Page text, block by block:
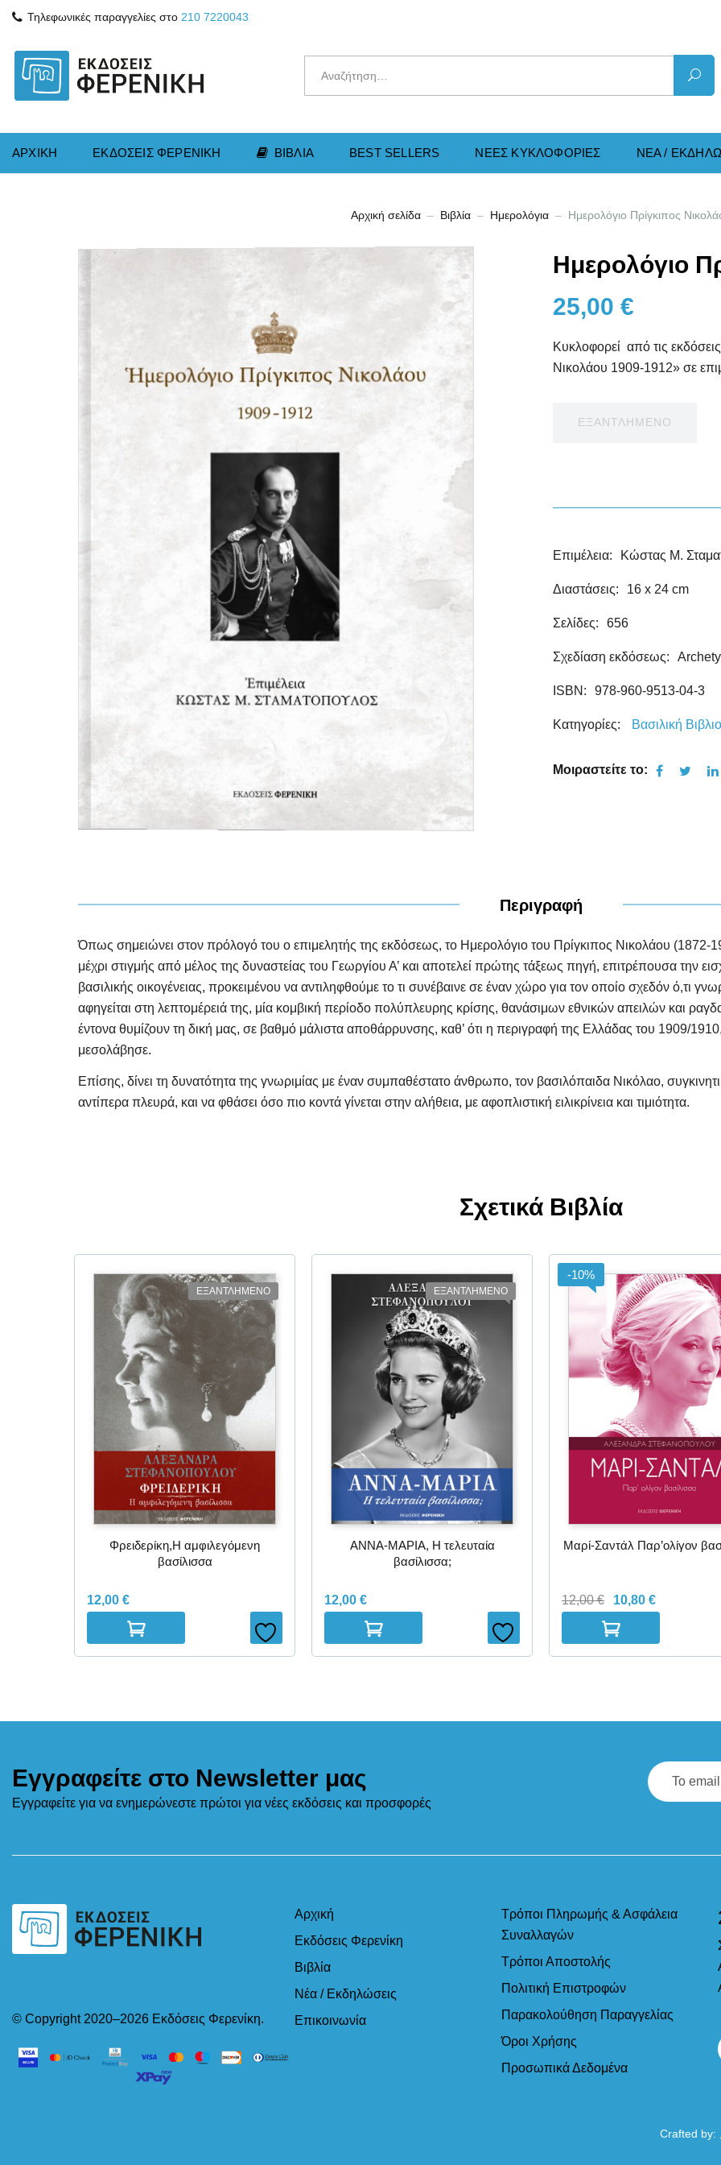
Τηλεφωνικές παραγγελίες στο 210 7220043
ΑΡΧΙΚΗ ΕΚΔΟΣΕΙΣ ΦΕΡΕΝΙΚΗ ΒΙΒΛΙΑ BEST SELLERS ΝΕΕΣ KΥΚΛΟΦΟΡΙΕΣ ΝΕΑ /
Αρχική σελίδα Βιβλία Ημερολόγια Ημερολόγιο Πρίγκιπος
Ημερολόγιο
25,00 €
Κυκλοφoρεί από τις
Νικολάου 1909-1912» σε
ΕΞΑΝΤΛΗΜΕΝΟ
Επιμέλεια: Κώστας Μ.
Διαστάσεις: 16 x 24 cm
Σελίδες: 656
Σχεδίαση εκδόσεως:
ISBN: 978-960-9513-04-3
Κατηγορίες: Βασιλική
Μοιραστείτε το:
Περιγραφή
Όπως σημειώνει στον πρόλογό του ο επιμελητής της εκδόσεως, το Ημερολόγιο του Πρίγκιπος Νικολάου (1872-
μέχρι στιγμής από μέλος της δυναστείας του Γεωργίου Α’ και αποτελεί πρώτης τάξεως πηγή, επιτρέπουσα την
βασιλικής οικογένειας, προκειμένου να αντιληφθούμε το τι συνέβαινε σε έναν χώρο για τον οποίο σχεδόν ό,τι
αφηγείται στη λεπτομέρειά της, μία κομβική περίοδο πολύπλευρης κρίσης, θανάσιμων εθνικών απειλών και
έντονα θυμίζουν τη δική μας, σε βαθμό μάλιστα αποθάρρυνσης, καθ’ ότι η περιγραφή της Ελλάδας του 1909/
μεσολάβησε.
Επίσης, δίνει τη δυνατότητα της γνωριμίας με έναν συμπαθέστατο άνθρωπο, τον βασιλόπαιδα Νικόλαο,
αντίπερα πλευρά, και να φθάσει όσο πιο κοντά γίνεται στην αλήθεια, με αφοπλιστική ειλικρίνεια και τιμιότητα.
Σχετικά Βιβλία
ΕΞΑΝΤΛΗΜΕΝΟ
Φρειδερίκη,Η αμφιλεγόμενη
βασίλισσα
12,00 €
ΕΞΑΝΤΛΗΜΕΝΟ
ΑΝΝΑ-ΜΑΡΙΑ, Η τελευταία
βασίλισσα;
12,00 €
-10%
Μαρί-Σαντάλ Παρ’ολίγον
12,00€ 10,80€
Εγγραφείτε στο Newsletter μας
Εγγραφείτε για να ενημερώνεστε πρώτοι για νέες εκδόσεις και προσφορές
© Copyright 2020–2026 Εκδόσεις Φερενίκη.
Αρχική
Εκδόσεις Φερενίκη
Βιβλία
Νέα / Εκδηλώσεις
Επικοινωνία
Τρόποι Πληρωμής & Ασφάλεια
Συναλλαγών
Τρόποι Αποστολής
Πολιτική Επιστροφών
Παρακολούθηση Παραγγελίας
Όροι Χρήσης
Προσωπικά Δεδομένα
Crafted by: